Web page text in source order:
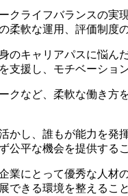
クライフバランスの
軟な運用、評価制度
のキャリアパスに悩ん
援し、モチベーショ
クなど、柔軟な働き方
かし、誰もが能力を発
公平な機会を提供す
業にとって優秀な人
できる環境を整える